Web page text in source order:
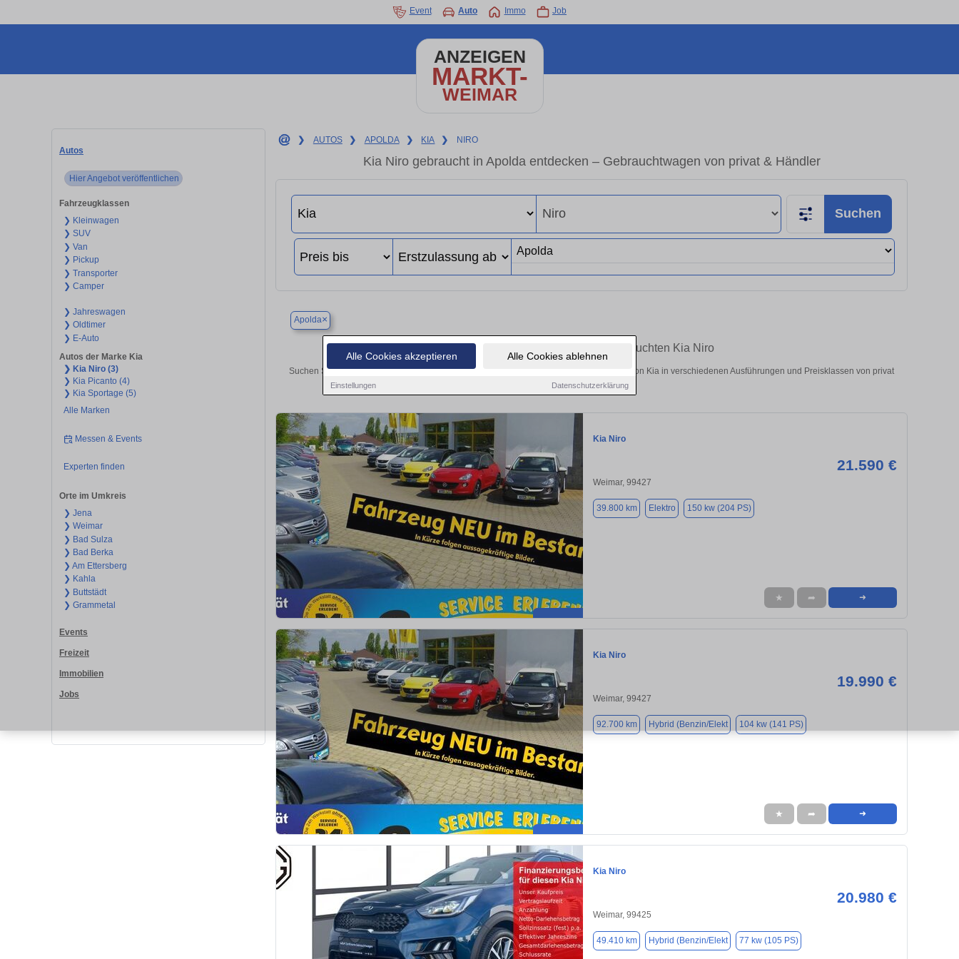
Alle Cookies akzeptieren Alle Cookies ablehnen
Einstellungen Datenschutzerklärung
Event Auto Immo Job
ANZEIGEN
MARKT-
WEIMAR
Autos
Hier Angebot veröffentlichen
Fahrzeugklassen
❯ Kleinwagen
❯ SUV
❯ Van
❯ Pickup
❯ Transporter
❯ Camper
❯ Jahreswagen
❯ Oldtimer
❯ E-Auto
Autos der Marke Kia
❯ Kia Niro (3)
❯ Kia Picanto (4)
❯ Kia Sportage (5)
Alle Marken
Messen & Events
Experten finden
Orte im Umkreis
❯ Jena
❯ Weimar
❯ Bad Sulza
❯ Bad Berka
❯ Am Ettersberg
❯ Kahla
❯ Buttstädt
❯ Grammetal
Events
Freizeit
Immobilien
Jobs
❯ AUTOS ❯ APOLDA ❯ KIA ❯ NIRO
Kia Niro gebraucht in Apolda entdecken – Gebrauchtwagen von privat & Händler
Suchen
Apolda×
Finden Sie in Apolda Ihren gebrauchten Kia Niro
Suchen Sie in Apolda einen Kia Niro Gebrauchtwagen? Entdecken Sie gebrauchte Niro von Kia in verschiedenen Ausführungen und Preisklassen von privat
und vom Händler.
Kia Niro
21.590 €
Weimar, 99427
39.800 km Elektro 150 kw (204 PS)
★ ➦ ➜
Kia Niro
19.990 €
Weimar, 99427
92.700 km Hybrid (Benzin/Elekt 104 kw (141 PS)
★ ➦ ➜
Kia Niro
20.980 €
Weimar, 99425
49.410 km Hybrid (Benzin/Elekt 77 kw (105 PS)